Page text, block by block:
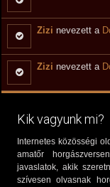
Zizi nevezett a
Zizi nevezett a
Kik vagyunk mi?
Internetes közösségi
amatőr
javaslatok, akik
szívesen olvasnak